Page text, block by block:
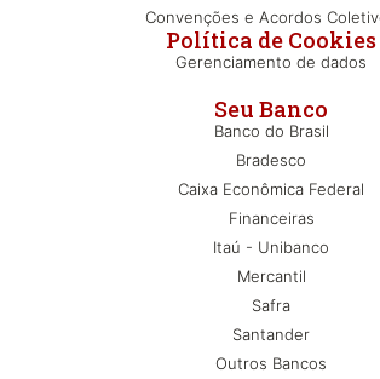
Seu Banco
Banco do Brasil
Bradesco
Caixa Econômica Federal
Financeiras
Itaú - Unibanco
Mercantil
Safra
Santander
Outros Bancos
Convenções e Acordos
Política de Cookies
Gerenciamento de dados